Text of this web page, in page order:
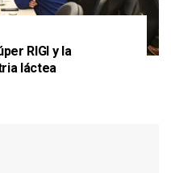
RIGI y la
láctea